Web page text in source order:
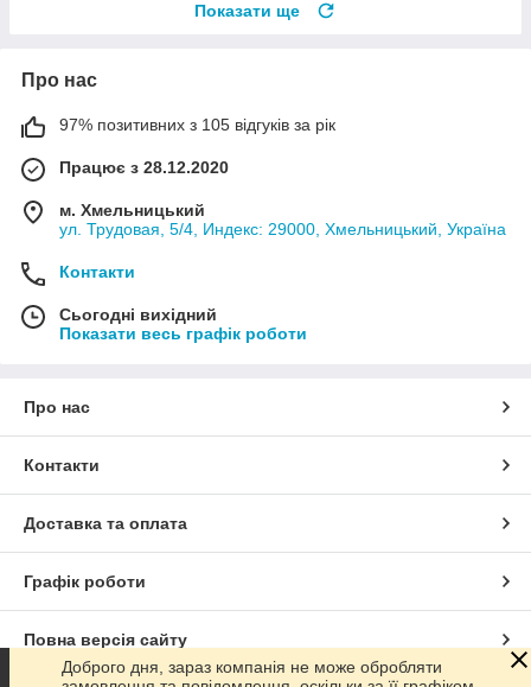
Показати ще
Про нас
97% позитивних з 105 відгуків за рік
Працює з 28.12.2020
м. Хмельницький
ул. Трудовая, 5/4, Индекс: 29000, Хмельницький, Україна
Контакти
Сьогодні вихідний
Показати весь графік роботи
Про нас
Контакти
Доставка та оплата
Графік роботи
Повна версія сайту
Доброго дня, зараз компанія не може обробляти